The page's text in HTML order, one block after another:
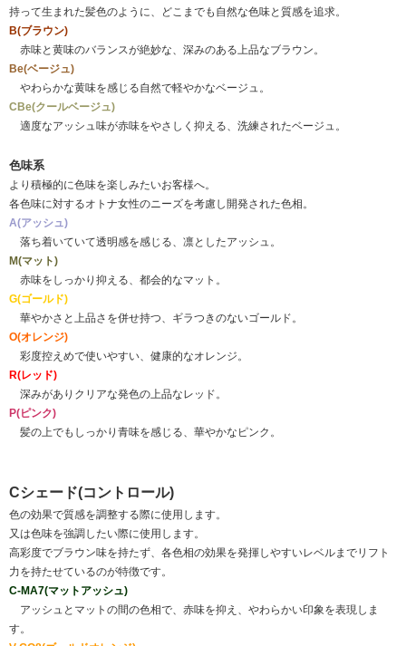
持って生まれた髪色のように、どこまでも自然な色味と質感を追求。
B(ブラウン)
赤味と黄味のバランスが絶妙な、深みのある上品なブラウン。
Be(ベージュ)
やわらかな黄味を感じる自然で軽やかなベージュ。
CBe(クールベージュ)
適度なアッシュ味が赤味をやさしく抑える、洗練されたベージュ。
色味系
より積極的に色味を楽しみたいお客様へ。
各色味に対するオトナ女性のニーズを考慮し開発された色相。
A(アッシュ)
落ち着いていて透明感を感じる、凛としたアッシュ。
M(マット)
赤味をしっかり抑える、都会的なマット。
G(ゴールド)
華やかさと上品さを併せ持つ、ギラつきのないゴールド。
O(オレンジ)
彩度控えめで使いやすい、健康的なオレンジ。
R(レッド)
深みがありクリアな発色の上品なレッド。
P(ピンク)
髪の上でもしっかり青味を感じる、華やかなピンク。
Cシェード(コントロール)
色の効果で質感を調整する際に使用します。
又は色味を強調したい際に使用します。
高彩度でブラウン味を持たず、各色相の効果を発揮しやすいレベルまでリフト
力を持たせているのが特徴です。
C-MA7(マットアッシュ)
アッシュとマットの間の色相で、赤味を抑え、やわらかい印象を表現しま
す。